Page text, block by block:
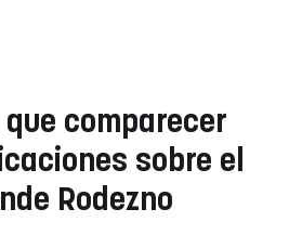
comparecer
sobre el
Rodezno